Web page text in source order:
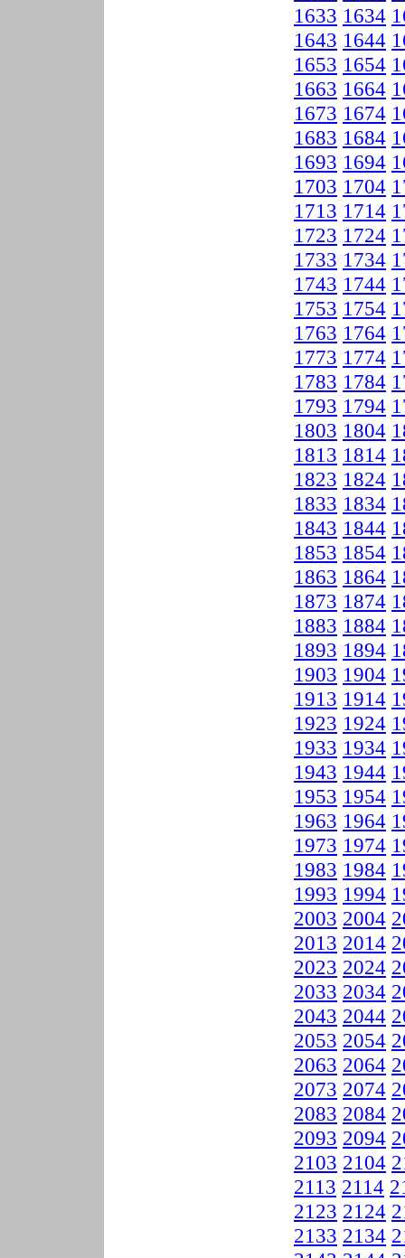
1633 1634
1643 1644
1653 1654
1663 1664
1673 1674
1683 1684
1693 1694
1703 1704
1713 1714
1723 1724
1733 1734
1743 1744
1753 1754
1763 1764
1773 1774
1783 1784
1793 1794
1803 1804
1813 1814
1823 1824
1833 1834
1843 1844
1853 1854
1863 1864
1873 1874
1883 1884
1893 1894
1903 1904
1913 1914
1923 1924
1933 1934
1943 1944
1953 1954
1963 1964
1973 1974
1983 1984
1993 1994
2003 2004
2013 2014
2023 2024
2033 2034
2043 2044
2053 2054
2063 2064
2073 2074
2083 2084
2093 2094
2103 2104
2113 2114
2123 2124
2133 2134